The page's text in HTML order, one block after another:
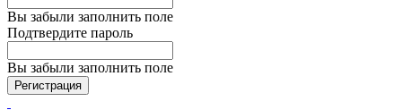
Вы забыли заполнить поле
Подтвердите пароль
Вы забыли заполнить поле
Регистрация